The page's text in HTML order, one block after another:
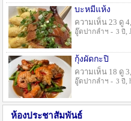
บะหมี่แห้ง
ความเห็น 23 ดู
อู๊ดปากลำฯ - 3 ปี ,
กุ้งผัดกะปิ
ความเห็น 18 ดู
อู๊ดปากลำฯ - 3 ปี ,
ห้องประชาสัมพันธ์